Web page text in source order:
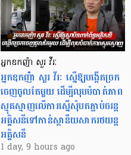
អ្នកឧកញ៉ា សួរ វីរៈ
អ្នកឧកញ៉ា សួរ វីរៈ ស្នើឱ្យបង្កើតច្រក
ចេញចូលតែមួយ ដើម្បីលុបបំបាត់ភាព
ស្មុគស្មាញលើការស្នើសុំបតភ្ជាប់ចរន្ត
អគ្គិសនីទៅកាន់ស្ថានីយសាករថយន្ត
អគ្គិសនី
1 day, 9 hours ago